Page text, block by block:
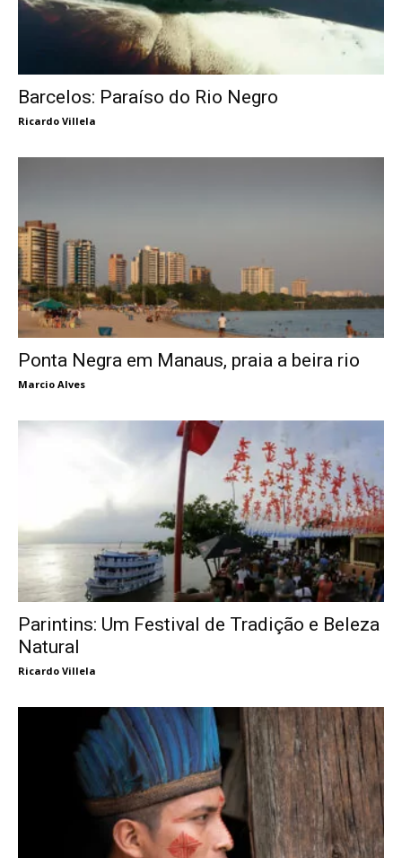
Barcelos: Paraíso do Rio Negro
Ricardo Villela
Ponta Negra em Manaus, praia a beira rio
Marcio Alves
Parintins: Um Festival de Tradição e Beleza
Natural
Ricardo Villela